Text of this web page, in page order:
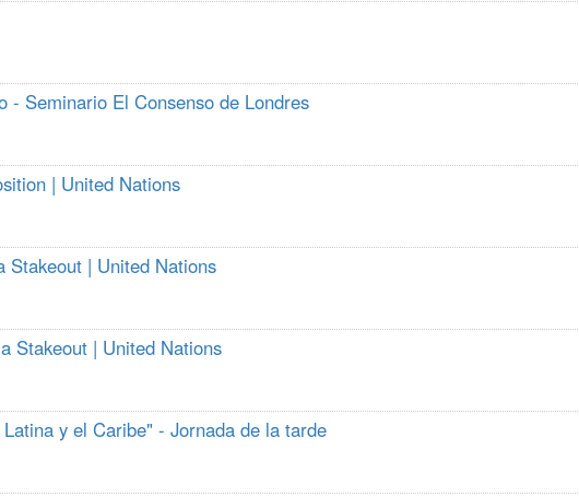
- Seminario El Consenso de Londres
| United Nations
Stakeout | United Nations
Stakeout | United Nations
y el Caribe" - Jornada de la tarde